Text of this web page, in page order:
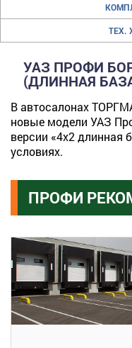
ТЕХ.
УАЗ ПРОФИ
(ДЛИННАЯ
В автосалонах
новые модели УАЗ
версии «4х2 длинная
условиях.
ПРОФИ